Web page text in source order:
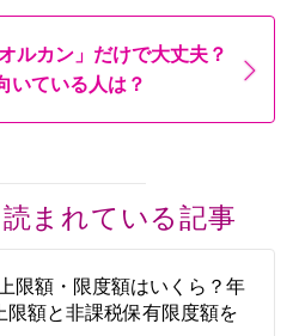
ルカン」だけで大丈夫？
いている人は？
まれている記事
限額・限度額はいくら？年
限額と非課税保有限度額を